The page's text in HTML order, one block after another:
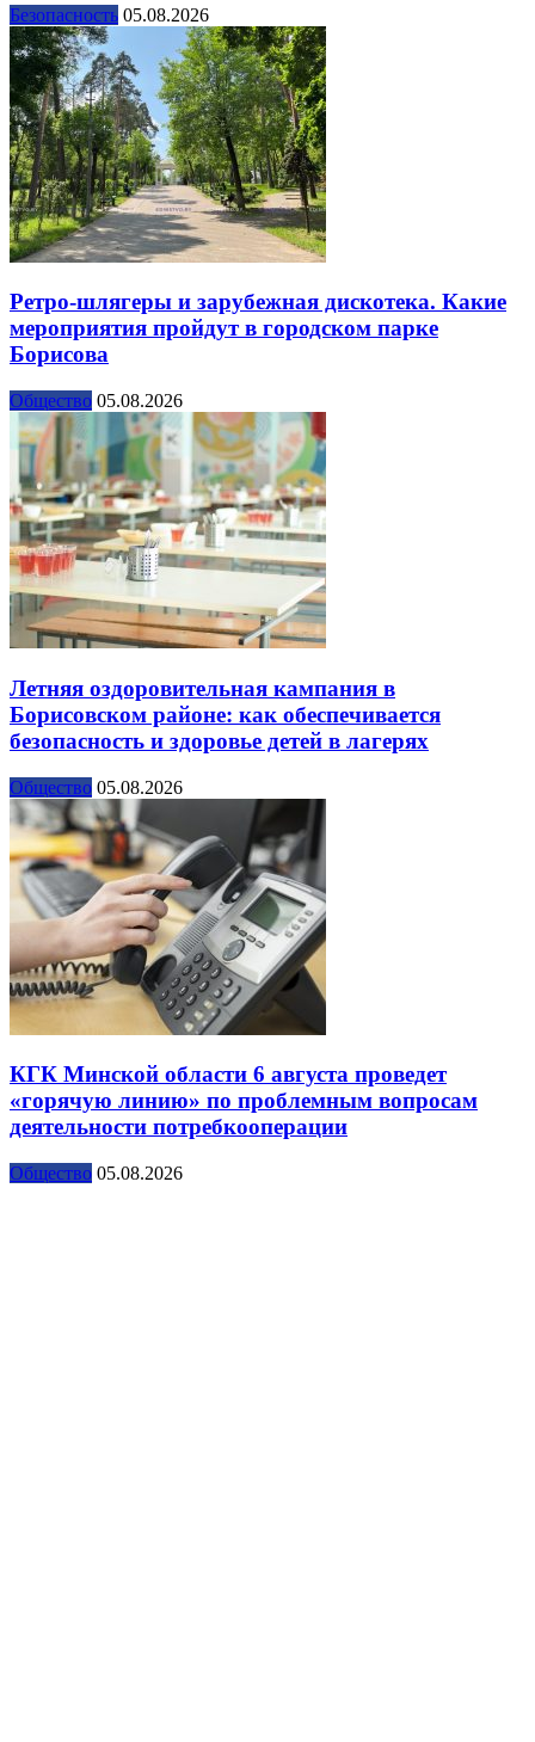
Безопасность 05.08.2026
Ретро-шлягеры и зарубежная дискотека. Какие
мероприятия пройдут в городском парке
Борисова
Общество 05.08.2026
Летняя оздоровительная кампания в
Борисовском районе: как обеспечивается
безопасность и здоровье детей в лагерях
Общество 05.08.2026
КГК Минской области 6 августа проведет
«горячую линию» по проблемным вопросам
деятельности потребкооперации
Общество 05.08.2026